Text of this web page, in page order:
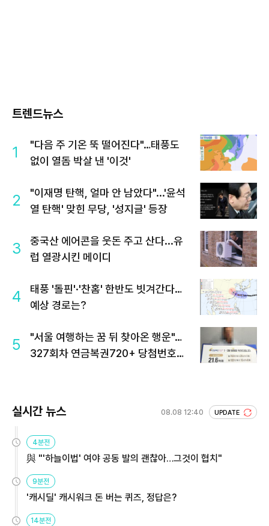
트렌드뉴스
1
"다음 주 기온 뚝 떨어진다"…태풍도
없이 열돔 박살 낸 '이것'
2
"이재명 탄핵, 얼마 안 남았다"...'윤석
열 탄핵' 맞힌 무당, '성지글' 등장
3
중국산 에어콘을 웃돈 주고 산다...유
럽 열광시킨 메이디
4
태풍 '돌핀'·'찬홈' 한반도 빗겨간다…
예상 경로는?
5
"서울 여행하는 꿈 뒤 찾아온 행운"…
327회차 연금복권720+ 당첨번호조
실시간 뉴스 08.08 12:40 UPDATE
4분전
與 "'하늘이법' 여야 공동 발의 괜찮아…그것이 협치"
9분전
'캐시딜' 캐시워크 돈 버는 퀴즈, 정답은?
14분전